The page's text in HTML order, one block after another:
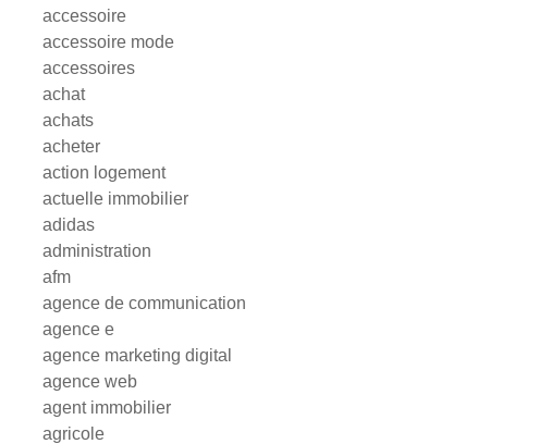
accessoire
accessoire mode
accessoires
achat
achats
acheter
action logement
actuelle immobilier
adidas
administration
afm
agence de communication
agence e
agence marketing digital
agence web
agent immobilier
agricole